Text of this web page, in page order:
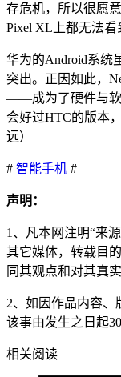
存危机，所以很愿
Pixel XL上都无法看
华为的Android系统
突出。正因如此，
——成为了硬件与软
会好过HTC的版本
远）
# 智能手机 #
声明：
1、凡本网注明“来
其它媒体，转载目
同其观点和对其真实
2、如因作品内容、
该事由发生之日起
相关阅读